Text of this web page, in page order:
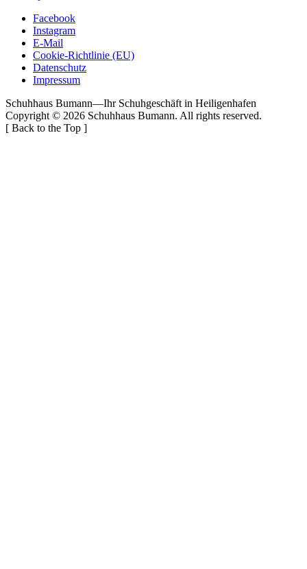
navigation
Facebook
Instagram
E-Mail
Cookie-Richtlinie (EU)
Datenschutz
Impressum
Schuhhaus Bumann—Ihr Schuhgeschäft in Heiligenhafen
Copyright © 2026 Schuhhaus Bumann. All rights reserved.
[ Back to the Top ]